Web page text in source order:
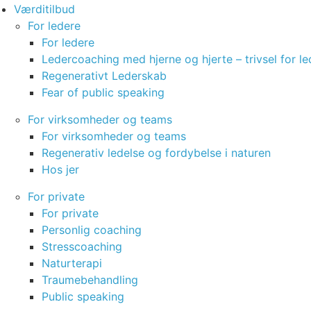
Værditilbud
For ledere
For ledere
Ledercoaching med hjerne og hjerte – trivsel for
Regenerativt Lederskab
Fear of public speaking
For virksomheder og teams
For virksomheder og teams
Regenerativ ledelse og fordybelse i naturen
Hos jer
For private
For private
Personlig coaching
Stresscoaching
Naturterapi
Traumebehandling
Public speaking